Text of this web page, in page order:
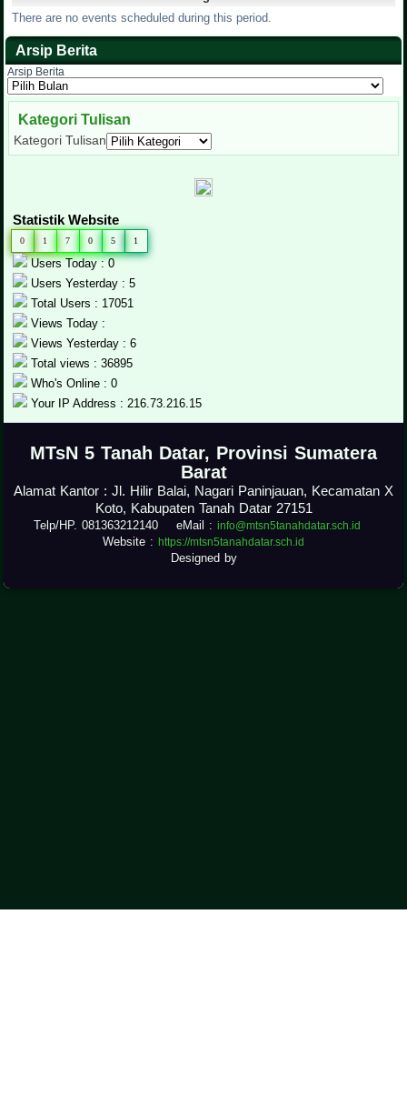
There are no events scheduled during this period.
Arsip Berita
Arsip Berita
Kategori Tulisan
Kategori Tulisan
Statistik Website
0 1 7 0 5 1
Users Today : 0
Users Yesterday : 5
Total Users : 17051
Views Today :
Views Yesterday : 6
Total views : 36895
Who's Online : 0
Your IP Address : 216.73.216.15
MTsN 5 Tanah Datar, Provinsi Sumatera
Barat
Alamat Kantor : Jl. Hilir Balai, Nagari Paninjauan, Kecamatan X
Koto, Kabupaten Tanah Datar 27151
Telp/HP. 081363212140 eMail : info@mtsn5tanahdatar.sch.id
Website : https://mtsn5tanahdatar.sch.id
Designed by